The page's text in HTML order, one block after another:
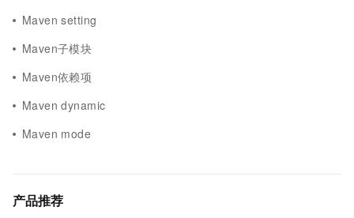
Maven setting
Maven子模块
Maven依赖项
Maven dynamic
Maven mode
产品推荐